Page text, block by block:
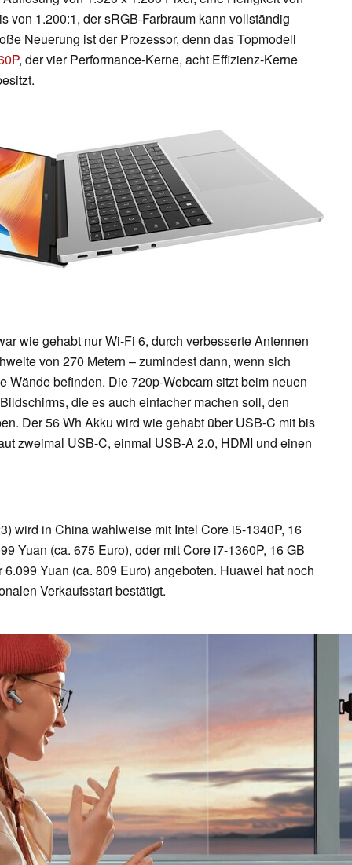
von 1.200:1, der sRGB-Farbraum kann vollständig
Neuerung ist der Prozessor, denn das Topmodell
, der vier Performance-Kerne, acht Effizienz-Kerne
wie gehabt nur Wi-Fi 6, durch verbesserte Antennen
von 270 Metern – zumindest dann, wenn sich
Wände befinden. Die 720p-Webcam sitzt beim neuen
die es auch einfacher machen soll, den
Der 56 Wh Akku wird wie gehabt über USB-C mit bis
zweimal USB-C, einmal USB-A 2.0, HDMI und einen
wird in China wahlweise mit Intel Core i5-1340P, 16
Yuan (ca. 675 Euro), oder mit Core i7-1360P, 16 GB
Yuan (ca. 809 Euro) angeboten. Huawei hat noch
Verkaufsstart bestätigt.